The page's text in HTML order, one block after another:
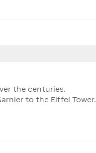
the centuries.
to the Eiffel Tower.